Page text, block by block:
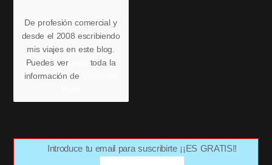
De profesión comercial y
desde el 2008 escribiendo
mis viajes en este blog.
Puedes ver
toda la
información de
Introduce tu email para suscribirte ¡¡ES GRATIS!!